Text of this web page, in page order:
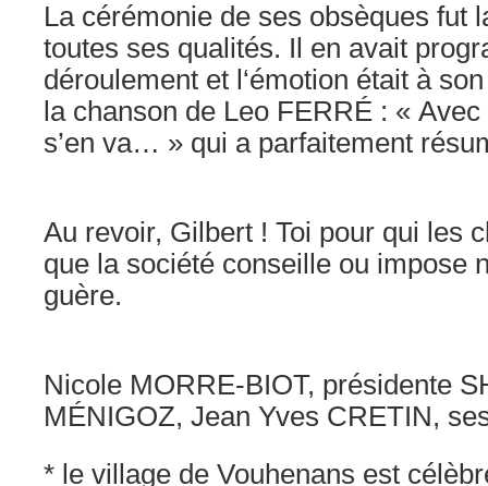
La cérémonie de ses obsèques fut
toutes ses qualités. Il en avait
déroulement et l‘émotion était à
la chanson de Leo FERRÉ : «
s’en va… » qui a parfaitement
Au revoir, Gilbert ! Toi pour qui les
que la société conseille ou impose
guère.
Nicole MORRE-BIOT, présidente
MÉNIGOZ, Jean Yves CRETIN,
* le village de Vouhenans est